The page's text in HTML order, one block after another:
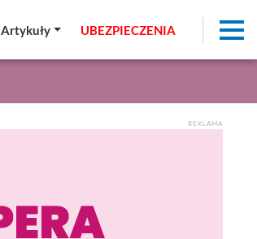
Artykuły UBEZPIECZENIA
REKLAMA
Artykuły UBEZPIECZENIA